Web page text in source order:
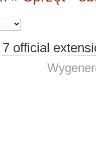
7 official